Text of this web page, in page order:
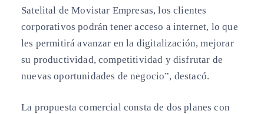
Satelital de Movistar Empresas, los clientes
corporativos podrán tener acceso a internet, lo que
les permitirá avanzar en la digitalización, mejorar
su productividad, competitividad y disfrutar de
nuevas oportunidades de negocio”, destacó.
La propuesta comercial consta de dos planes con